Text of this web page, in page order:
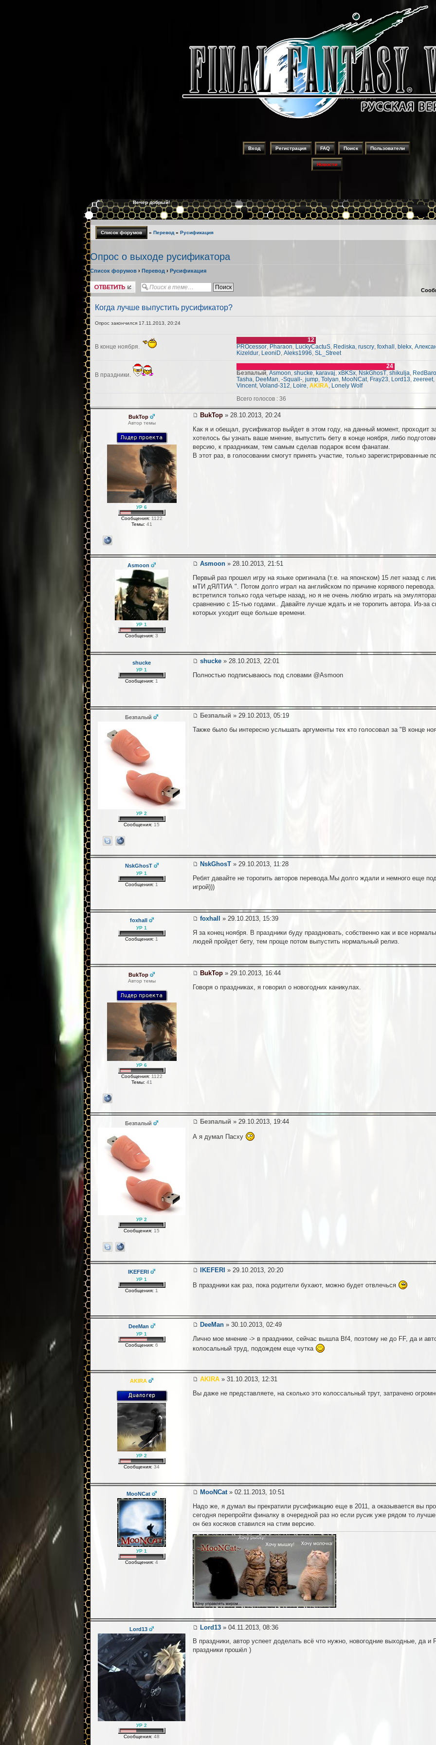
Русификация игры Final Fantasy VII
Вход Регистрация FAQ Поиск Пользователи
Новости
Вечер добрый!
Список форумов » Перевод » Русификация
Опрос о выходе русификатора
Список форумов › Перевод › Русификация
Ответить
Когда лучше выпустить русификатор?
Опрос закончился 17.11.2013, 20:24
В конце ноября.
12
PROcessor, Pharaon, LuckyCactuS, Rediska,ruscry,foxhall , blekx,
Kizeldur, LeoniD,Aleks1996,SL_Street
В праздники.
24
Безпалый,Asmoon,shucke, karavaj,xBKSx, NskGhosT,shikulja,
Tasha, DeeMan,-Squall-,jump,Tolyan, MooNCat, Fray23, Lord13,zeereet,
Vincent,Voland-312, Loire,AKIRA, Lonely Wolf
Всего голосов : 36
BukTop» 28.10.2013, 20:24
Как я и обещал, русификатор выйдет в этом году, на данный момент, проходит
хотелось бы узнать ваше мнение, выпустить бету в конце ноября, либо
версию, к праздникам, тем самым сделав подарок всем фанатам.
В этот раз, в голосовании смогут принять участие, только зарегистрированные
BukTop
Автор темы
УР 6
Сообщения: 1122
Темы: 41
Asmoon» 28.10.2013, 21:51
Первый раз прошел игру на языке оригинала (т.е. на японском) 15 лет назад с
мТИ дЯЛТИА ". Потом долго играл на английском по причине корявого
встретился только года четыре назад, но я не очень люблю играть на
сравнению с 15-тью годами.. Давайте лучше ждать и не торопить автора. Из-за
которых уходит еще больше времени.
Asmoon
УР 1
Сообщения: 3
shucke» 28.10.2013, 22:01
Полностью подписываюсь под словами @Asmoon
shucke
УР 1
Сообщения: 1
Безпалый » 29.10.2013, 05:19
Также было бы интересно услышать аргументы тех кто голосовал за "В конце
Безпалый
УР 2
Сообщения: 15
NskGhosT» 29.10.2013, 11:28
Ребят давайте не торопить авторов перевода.Мы долго ждали и немного еще
игрой)))
NskGhosT
УР 1
Сообщения: 1
foxhall
» 29.10.2013, 15:39
Я за конец ноября. В праздники буду праздновать, собственно как и все
людей пройдет бету, тем проще потом выпустить нормальный релиз.
foxhall
УР 1
Сообщения: 1
BukTop» 29.10.2013, 16:44
Говоря о праздниках, я говорил о новогодних каникулах.
BukTop
Автор темы
УР 6
Сообщения: 1122
Темы: 41
Безпалый » 29.10.2013, 19:44
А я думал Пасху
Безпалый
УР 2
Сообщения: 15
IKEFERI » 29.10.2013, 20:20
В праздники как раз, пока родители бухают, можно будет отвлечься
IKEFERI
УР 1
Сообщения: 1
DeeMan» 30.10.2013, 02:49
Лично мое мнение -> в праздники, сейчас вышла Bf4, поэтому не до FF, да и
колосальный труд, подождем еще чутка
DeeMan
УР 1
Сообщения: 6
AKIRA» 31.10.2013, 12:31
Вы даже не представляете, на сколько это колоссальный трут, затрачено
AKIRA
УР 2
Сообщения: 34
MooNCat» 02.11.2013, 10:51
Надо же, я думал вы прекратили русификацию еще в 2011, а оказывается вы
сегодня перепройти финалку в очередной раз но если русик уже рядом то
он без косяков ставился на стим версию.
MooNCat
УР 1
Сообщения: 4
Lord13» 04.11.2013, 08:36
В праздники, автор успеет доделать всё что нужно, новогодние выходные, да
праздники прошёл )
Lord13
УР 2
Сообщения: 48